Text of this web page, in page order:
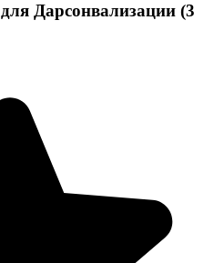
Дарсонвализации (3